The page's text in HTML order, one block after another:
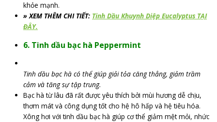
khỏe mạnh.
» XEM THÊM CHI TIẾT: Tinh Dầu Khuynh Diệp Eucalyptus TẠI
ĐÂY.
6. Tinh dầu bạc hà Peppermint
Tinh dầu bạc hà có thể giúp giải tỏa căng thẳng, giảm trầm
cảm và tăng sự tập trung.
Bạc hà từ lâu đã rất được yêu thích bởi mùi hương dễ chịu,
thơm mát và công dụng tốt cho hệ hô hấp và hệ tiêu hóa.
Xông hơi với tinh dầu bạc hà giúp cơ thể giảm mệt mỏi, nhức